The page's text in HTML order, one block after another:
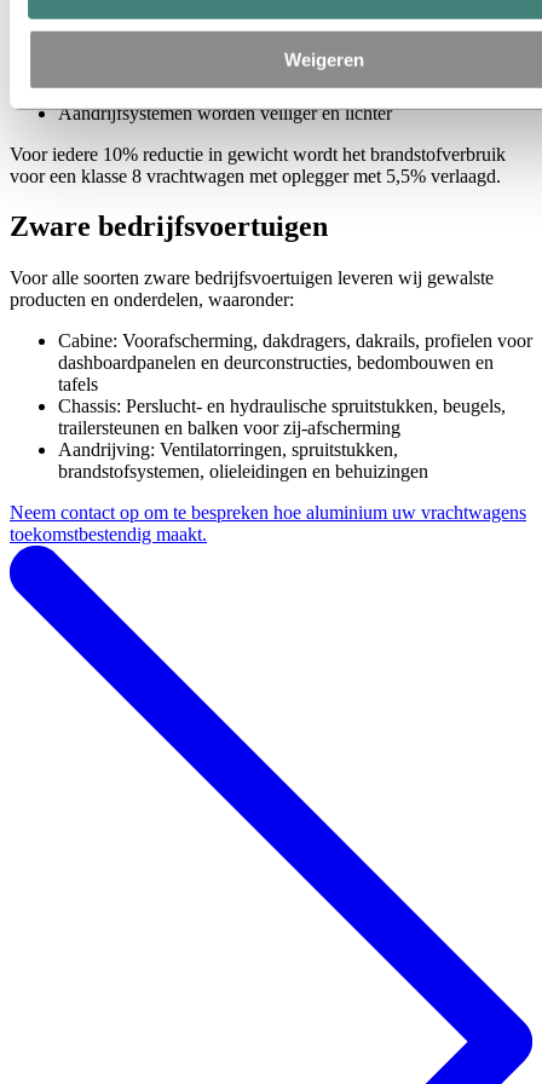
Weigeren
Exterieurdelen beschikken over hoogwaardige en
Interieurdelen zijn esthetisch aantrekkelijk en functioneel
Aandrijfsystemen worden veiliger en lichter
Voor iedere 10% reductie in gewicht wordt het brandstofverbruik
voor een klasse 8 vrachtwagen met oplegger met 5,5% verlaagd.
Zware bedrijfsvoertuigen
Voor alle soorten zware bedrijfsvoertuigen leveren wij gewalste
producten en onderdelen, waaronder:
Cabine: Voorafscherming, dakdragers, dakrails, profielen voor
dashboardpanelen en deurconstructies, bedombouwen en
tafels
Chassis: Perslucht- en hydraulische spruitstukken, beugels,
trailersteunen en balken voor zij-afscherming
Aandrijving: Ventilatorringen, spruitstukken,
brandstofsystemen, olieleidingen en behuizingen
Neem contact op om te bespreken hoe aluminium uw vrachtwagens
toekomstbestendig maakt.